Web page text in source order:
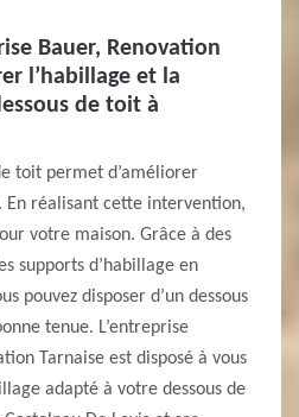
Bauer, Renovation
l’habillage et la
de toit à
toit permet d’améliorer
En réalisant cette intervention,
votre maison. Grâce à des
supports d’habillage en
pouvez disposer d’un dessous
tenue. L’entreprise
Tarnaise est disposé à vous
adapté à votre dessous de